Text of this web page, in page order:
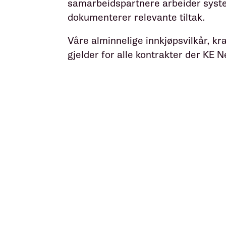
samarbeidspartnere arbeider
dokumenterer relevante tiltak.
Våre alminnelige innkjøpsvilkår,
gjelder for alle kontrakter der KE